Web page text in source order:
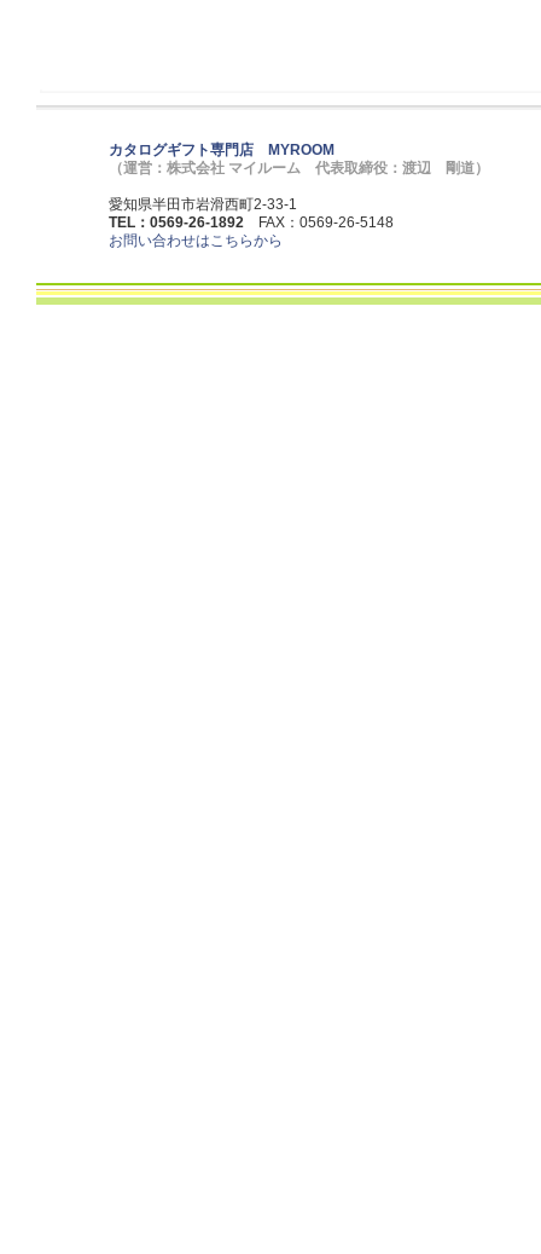
カタログギフト専門店 MYROOM
（運営：株式会社 マイルーム 代表取締役：渡辺 剛道）
愛知県半田市岩滑西町2-33-1
TEL：0569-26-1892 FAX：0569-26-5148
お問い合わせはこちらから